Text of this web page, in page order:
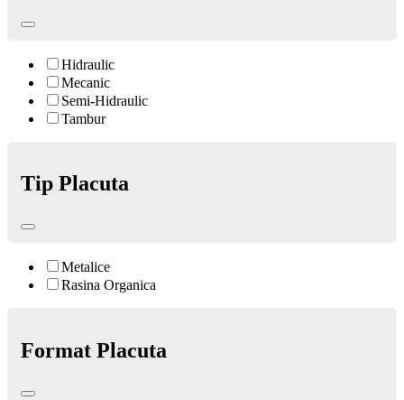
Hidraulic
Mecanic
Semi-Hidraulic
Tambur
Tip Placuta
Metalice
Rasina Organica
Format Placuta